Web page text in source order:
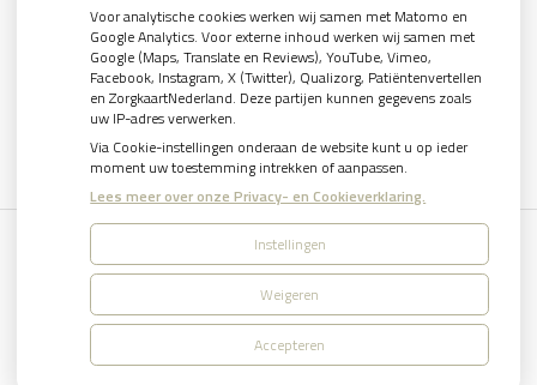
U heeft geen toestemming gegeven voorexterne
inhouddie nodig is om dit te zien.
Cookie-instellingen wijzigen
Uw Zorg Online|Beheer
Bezoek
onze
facebook
Bezoek
Instagram
Cookie-instellingen
Voor analytische cookies werken wij samen met Matomo en
Google Analytics. Voor externe inhoud werken wij samen met
Google (Maps, Translate en Reviews), YouTube, Vimeo,
Facebook, Instagram, X (Twitter), Qualizorg, Patiëntenvertellen
en ZorgkaartNederland. Deze partijen kunnen gegevens zoals
uw IP-adres verwerken.
Via Cookie-instellingen onderaan de website kunt u op ieder
moment uw toestemming intrekken of aanpassen.
Lees meer over onze Privacy- en Cookieverklaring.
Instellingen
Weigeren
Accepteren